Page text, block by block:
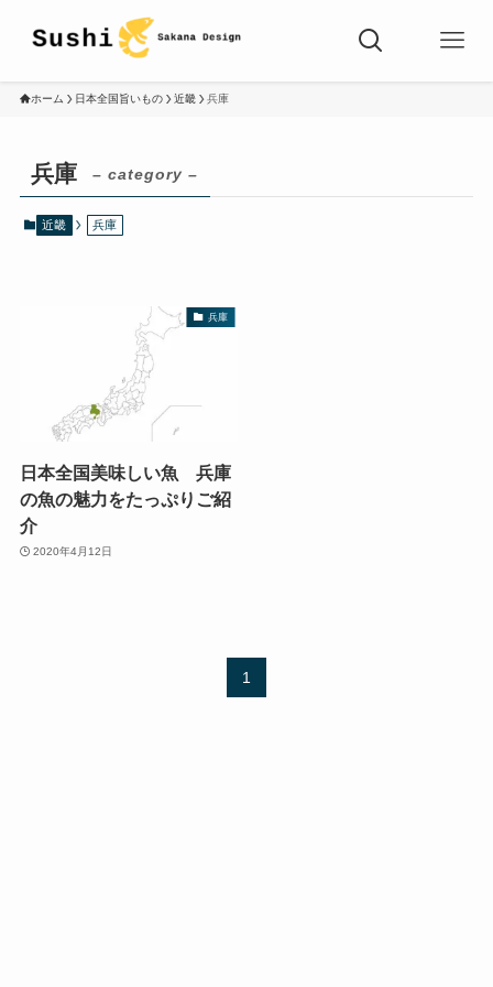
ホーム 日本全国旨いもの 近畿 兵庫
兵庫 – category –
近畿 兵庫
兵庫
日本全国美味しい魚 兵庫
の魚の魅力をたっぷりご紹
介
2020年4月12日
1